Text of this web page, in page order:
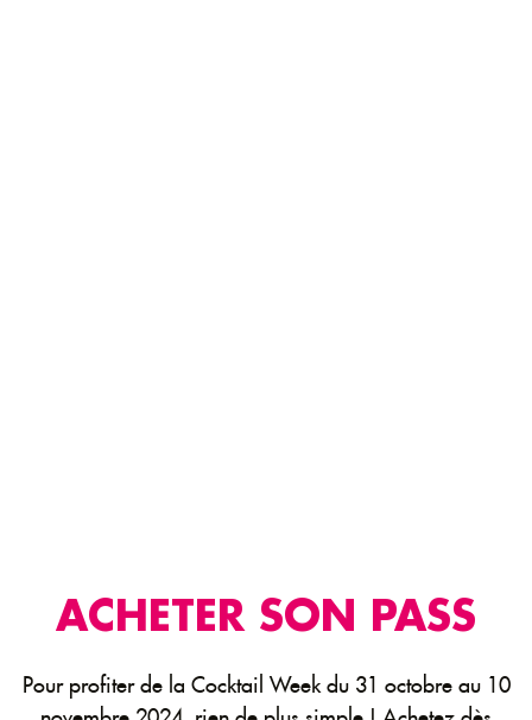
ACHETER SON PASS
Pour profiter de la Cocktail Week du 31 octobre au 10
novembre 2024, rien de plus simple ! Achetez dès